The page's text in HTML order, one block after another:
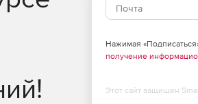
Нажимая
получение
Этот сайт защищен